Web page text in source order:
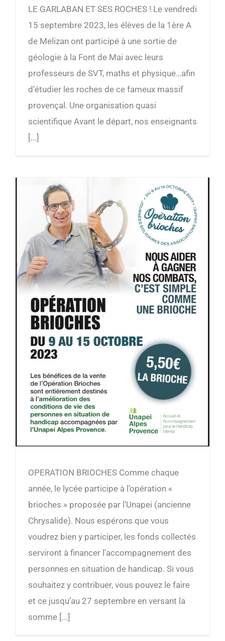
LE GARLABAN ET SES ROCHES ! Le vendredi
15 septembre 2023, les élèves de la 1ère A
de Melizan ont participé à une sortie de
géologie à la Font de Mai avec leurs
professeurs de SVT, maths et physique…afin
d’étudier les roches de ce fameux massif
provençal. Une organisation quasi
scientifique Avant le départ, nos enseignants
[...]
OPERATION BRIOCHES Comme chaque
année, le lycée participe à l’opération «
brioches » proposée par l’Unapei (ancienne
Chrysalide). Nous espérons que vous
voudrez bien y participer, les fonds collectés
serviront à financer l’accompagnement des
personnes en situation de handicap. Si vous
souhaitez y contribuer, vous pouvez le faire
et ce jusqu’au 27 septembre en versant la
somme [...]